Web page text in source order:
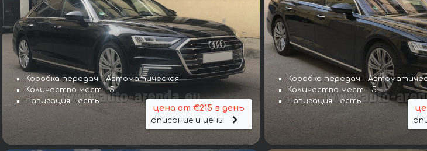
Коробка передач – Автоматическая
Количество мест – 5
Навигация – есть
цена от €215 в день
описание и цены
Коробка передач –
Количество мест – 5
Навигация – есть